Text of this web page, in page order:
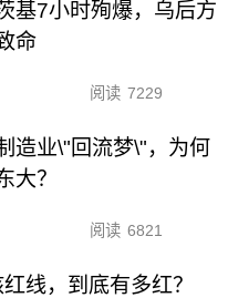
基7小时殉爆，乌后方
命
阅读 7229
造业\"回流梦\"，为何
大？
阅读 6821
线，到底有多红？